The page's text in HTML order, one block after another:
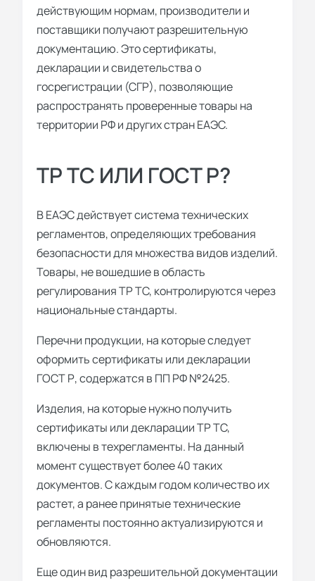
действующим нормам, производители и
поставщики получают разрешительную
документацию. Это сертификаты,
декларации и свидетельства о
госрегистрации (СГР), позволяющие
распространять проверенные товары на
территории РФ и других стран ЕАЭС.
ТР ТС ИЛИ ГОСТ Р?
В ЕАЭС действует система технических
регламентов, определяющих требования
безопасности для множества видов изделий.
Товары, не вошедшие в область
регулирования ТР ТС, контролируются через
национальные стандарты.
Перечни продукции, на которые следует
оформить сертификаты или декларации
ГОСТ Р, содержатся в ПП РФ №2425.
Изделия, на которые нужно получить
сертификаты или декларации ТР ТС,
включены в техрегламенты. На данный
момент существует более 40 таких
документов. С каждым годом количество их
растет, а ранее принятые технические
регламенты постоянно актуализируются и
обновляются.
Еще один вид разрешительной документации